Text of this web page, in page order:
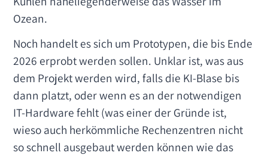
Ozean.
Noch handelt es sich um Prototypen, die bis Ende
2026 erprobt werden sollen. Unklar ist, was aus
dem Projekt werden wird, falls die KI-Blase bis
dann platzt, oder wenn es an der notwendigen
IT-Hardware fehlt (was einer der Gründe ist,
wieso auch herkömmliche Rechenzentren nicht
so schnell ausgebaut werden können wie das